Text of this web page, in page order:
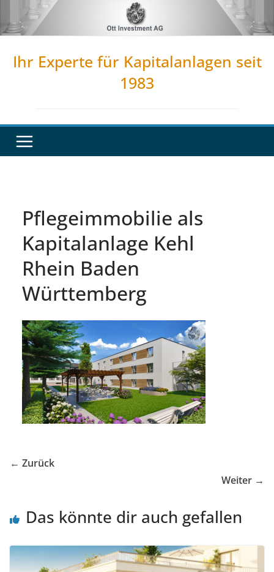
Inhalt
Ihr Experte für Kapitalanlagen seit
1983
Pflegeimmobilie als
Kapitalanlage Kehl
Rhein Baden
Württemberg
← Zurück
Weiter →
Das könnte dir auch gefallen